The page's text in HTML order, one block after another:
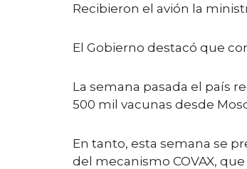
Recibieron el avión la
El Gobierno destacó que
La semana pasada el país
500 mil vacunas desde
En tanto, esta semana se
del mecanismo COVAX,